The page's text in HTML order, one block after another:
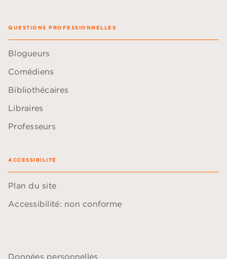
QUESTIONS PROFESSIONNELLES
Blogueurs
Comédiens
Bibliothécaires
Libraires
Professeurs
ACCESSIBILITÉ
Plan du site
Accessibilité: non conforme
Données personnelles